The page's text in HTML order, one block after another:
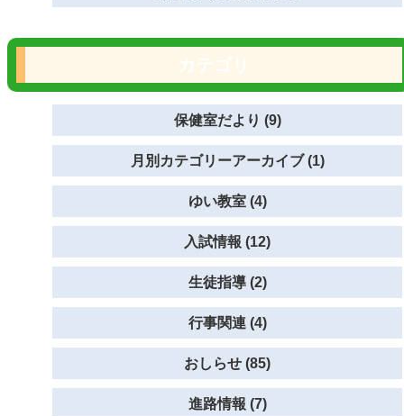
保健室だより (9)
月別カテゴリーアーカイブ (1)
ゆい教室 (4)
入試情報 (12)
生徒指導 (2)
行事関連 (4)
おしらせ (85)
進路情報 (7)